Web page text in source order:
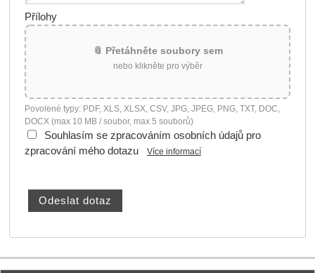
Přílohy
📎 Přetáhněte soubory sem
nebo klikněte pro výběr
Povolené typy: PDF, XLS, XLSX, CSV, JPG, JPEG, PNG, TXT, DOC,
DOCX (max 10 MB / soubor, max 5 souborů)
Souhlasím se zpracováním osobních údajů pro
zpracování mého dotazu
Více informací